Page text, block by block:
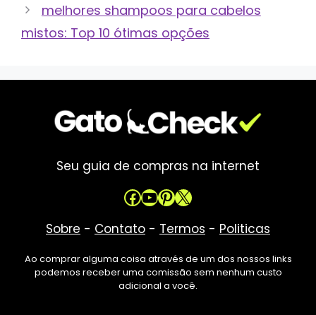
melhores shampoos para cabelos
mistos: Top 10 ótimas opções
Seu guia de compras na internet
Facebook
Youtube
Pinterest
X
Sobre - Contato - Termos - Politicas
Ao comprar alguma coisa através de um dos nossos links
podemos receber uma comissão sem nenhum custo
adicional a você.